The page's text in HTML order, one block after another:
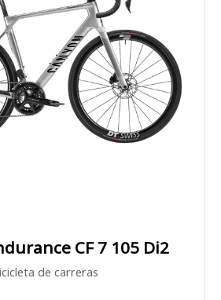
CF 7 105 Di2
de carreras